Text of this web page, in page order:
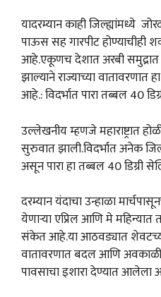
यादरम्यान काही जिल्ह्यांमध्ये
पाऊस सह गारपीट होण्याचीही
आहे.एकूणच देशात अरबी समुद्रात
झाल्याने राज्याच्या वातावरणात
आहे.: विदर्भात पारा तब्बल 40
उल्लेखनीय म्हणजे महाराष्ट्रात
सुरुवात झाली.विदर्भात अनेक
असून पारा हा तब्बल 40 डिग्री
दरम्यान यंदाचा उन्हाळा
येणाऱ्या एप्रिल आणि मे
संकेत आहे.या आठवड्यात
वातावरणात बदल आणि
पावसाचा इशारा देण्यात आलेला